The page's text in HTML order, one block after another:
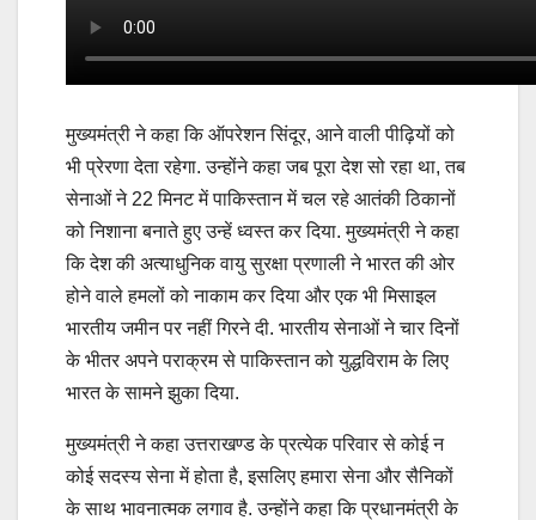
मुख्यमंत्री ने कहा कि ऑपरेशन सिंदूर, आने वाली पीढ़ियों को
भी प्रेरणा देता रहेगा. उन्होंने कहा जब पूरा देश सो रहा था, तब
सेनाओं ने 22 मिनट में पाकिस्तान में चल रहे आतंकी ठिकानों
को निशाना बनाते हुए उन्हें ध्वस्त कर दिया. मुख्यमंत्री ने कहा
कि देश की अत्याधुनिक वायु सुरक्षा प्रणाली ने भारत की ओर
होने वाले हमलों को नाकाम कर दिया और एक भी मिसाइल
भारतीय जमीन पर नहीं गिरने दी. भारतीय सेनाओं ने चार दिनों
के भीतर अपने पराक्रम से पाकिस्तान को युद्धविराम के लिए
भारत के सामने झुका दिया.
मुख्यमंत्री ने कहा उत्तराखण्ड के प्रत्येक परिवार से कोई न
कोई सदस्य सेना में होता है, इसलिए हमारा सेना और सैनिकों
के साथ भावनात्मक लगाव है. उन्होंने कहा कि प्रधानमंत्री के